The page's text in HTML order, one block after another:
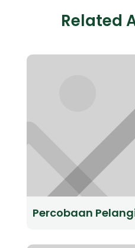
Related
Percobaan